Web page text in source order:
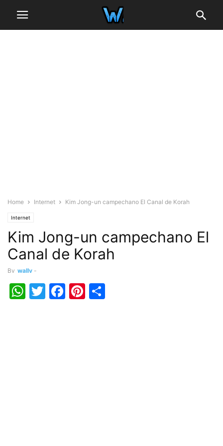
Home Internet Kim Jong-un campechano El Canal de Korah
Internet
Kim Jong-un campechano El
Canal de Korah
By wally -
WhatsApp
Twitter
Facebook
Pinterest